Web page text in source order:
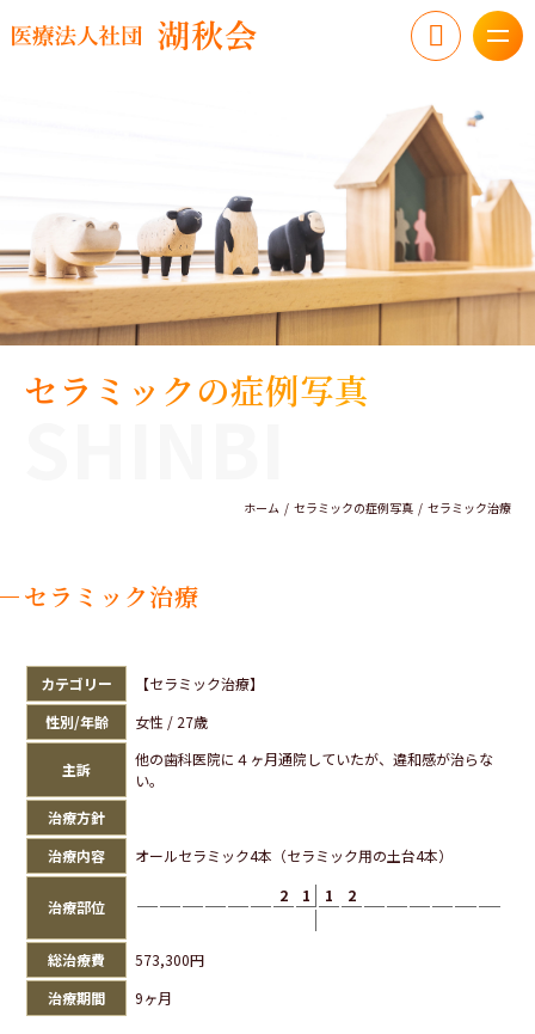
セラミックの症例写真
ホーム セラミックの症例写真 セラミック治療
セラミック治療
カテゴリー
【セラミック治療】
性別/年齢
女性 / 27歳
主訴
他の歯科医院に４ヶ月通院していたが、違和感が治らな
い。
治療方針
治療内容
オールセラミック4本（セラミック用の土台4本）
治療部位
2 1 1 2
総治療費
573,300円
治療期間
9ヶ月